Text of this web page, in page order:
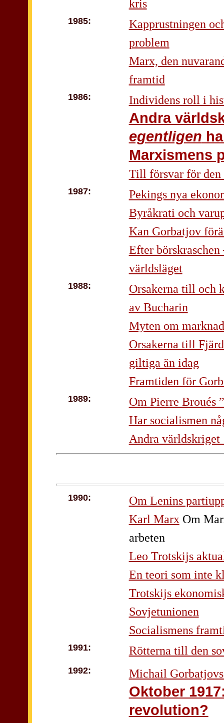
kris
1985:
Kapprustningen
problem
Marx, den
framtid
1986: Individens roll i
Andra
egentligen
Marxismens
Till försvar för den
1987:
Pekings nya
Byråkrati och
Kan Gorbatjov
Efter
världsläget
1988:
Orsakerna till och
av Bucharin
Myten om
Orsakerna till
giltiga än idag
Framtiden för
1989:
Om Pierre Broués
Har socialismen
Andra världskriget
1990:
Om Lenins
Karl Marx Om
arbeten
Leo Trotskijs
En teori som inte
Trotskijs
Sovjetunionen
Socialismens
1991: Rötterna till den
1992: Michail
Oktober
revolution?